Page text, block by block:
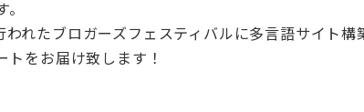
れたブロガーズフェスティバルに多言語サイト構
をお届け致します！